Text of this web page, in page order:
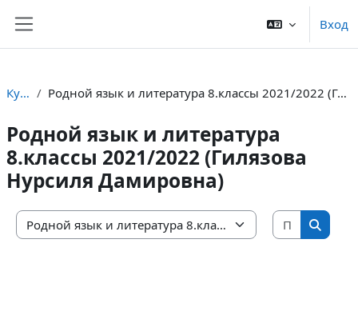
Вход
Курсы Родной язык и литература 8.классы 2021/2022 (Гилязова Нурсиля Дамировна)
Родной язык и литература
8.классы 2021/2022 (Гилязова
Нурсиля Дамировна)
Категории курсов
Поиск
Поиск